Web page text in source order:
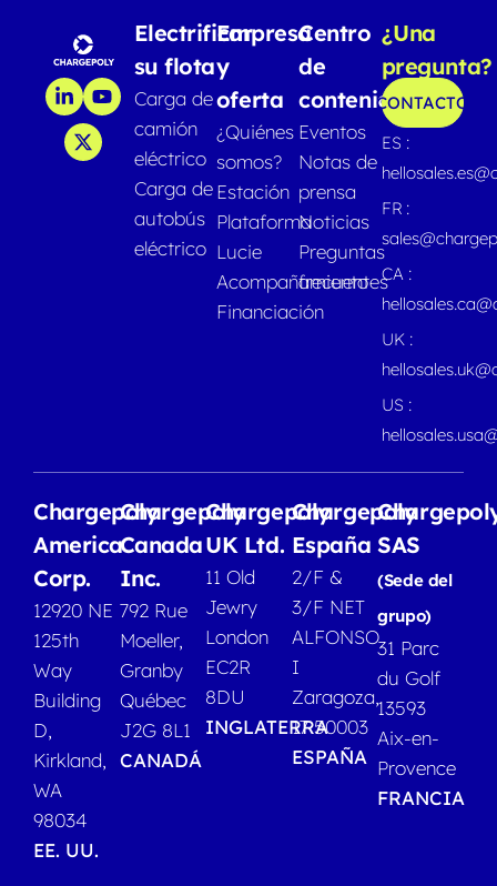
Electrificar
su flota
Carga de
camión
eléctrico
Carga de
autobús
eléctrico
Empresa
y
oferta
¿Quiénes
somos?
Estación
Plataforma
Lucie
Acompañamiento
Financiación
Centro
de
contenido
Eventos
Notas de
prensa
Noticias
Preguntas
frecuentes
¿Una
pregunta?
CONTACTO
ES :
FR :
CA :
UK :
US :
Chargepoly
America
Corp.
12920 NE
125th
Way
Building
D,
Kirkland,
WA
98034
EE. UU.
Chargepoly
Canada
Inc.
792 Rue
Moeller,
Granby
Québec
J2G 8L1
CANADÁ
Chargepoly
UK Ltd.
11 Old
Jewry
London
EC2R
8DU
INGLATERRA
Chargepoly
España
2/F &
3/F NET
ALFONSO
I
Zaragoza,
17 50003
ESPAÑA
SAS
(Sede del
grupo)
31 Parc
du Golf
13593
Aix-en-
Provence
FRANCIA